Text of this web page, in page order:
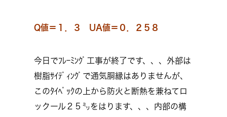
Q値＝１．３ UA値＝０．２５８
今日でﾌﾚｰﾐﾝｸﾞ工事が終了です、、、外部は
樹脂ｻｲﾃﾞｨﾝｸﾞで通気胴縁はありませんが、
このﾀｲﾍﾞｯｸの上から防火と断熱を兼ねてロ
ックール２５㍉をはります、、、内部の構